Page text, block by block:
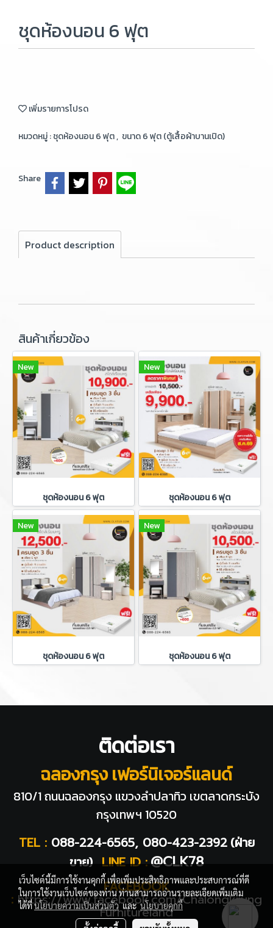
ชุดห้องนอน 6 ฟุต
เพิ่มรายการโปรด
หมวดหมู่ :ชุดห้องนอน 6 ฟุต, ขนาด 6 ฟุต (ตู้เสื้อผ้าบานเปิด)
Share
Product description
สินค้าเกี่ยวข้อง
New
ชุดห้องนอน 6 ฟุต
New
ชุดห้องนอน 6 ฟุต
New
ชุดห้องนอน 6 ฟุต
New
ชุดห้องนอน 6 ฟุต
ติดต่อเรา
ฉลองกรุง เฟอร์นิเจอร์แลนด์
810/1 ถนนฉลองกรุง แขวงลำปลาทิว เขตลาดกระบัง
กรุงเทพฯ 10520
TEL : 088-224-6565, 080-423-2392 (ฝ่าย
ขาย) LINE ID : @CLK78
FACEBOOK
: https://www.facebook.com/Chalongkrung
Furnitureland
เว็บไซต์นี้มีการใช้งานคุกกี้ เพื่อเพิ่มประสิทธิภาพและประสบการณ์ที่ดี
ในการใช้งานเว็บไซต์ของท่าน ท่านสามารถอ่านรายละเอียดเพิ่มเติม
ได้ที่นโยบายความเป็นส่วนตัวและนโยบายคุกกี้